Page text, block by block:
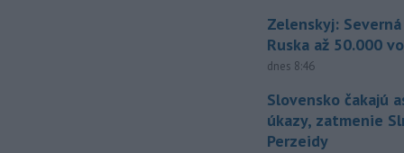
Zelenskyj:
Ruska až 50.000
dnes 8:46
Slovensko čakajú
úkazy, zatmenie
Perzeidy